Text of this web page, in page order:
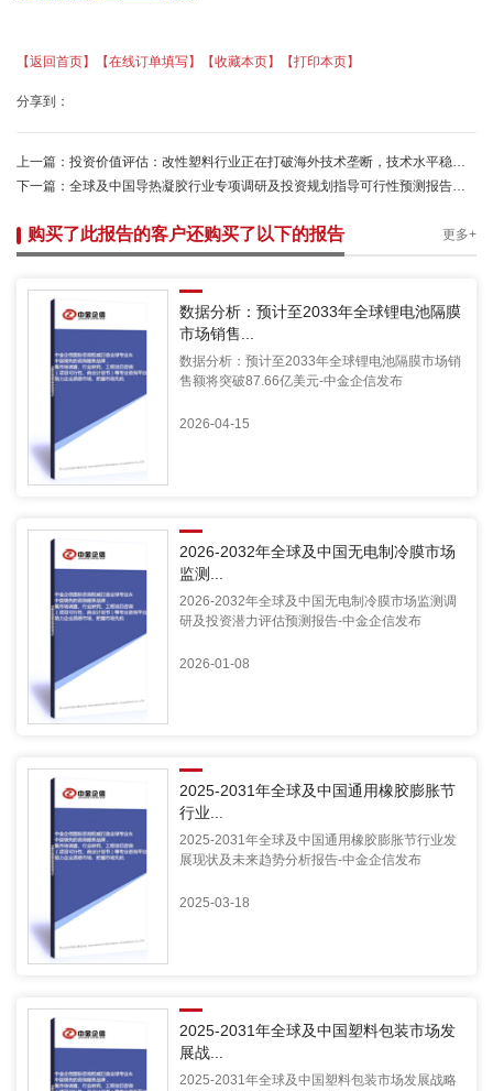
【返回首页】 【在线订单填写】 【收藏本页】 【打印本页】
分享到：
上一篇： 投资价值评估：改性塑料行业正在打破海外技术垄断，技术水平稳步提升-中金企信
下一篇： 全球及中国导热凝胶行业专项调研及投资规划指导可行性预测报告（2025版）-中金企信发布
购买了此报告的客户还购买了以下的报告 更多+
数据分析：预计至2033年全球锂电池隔膜
市场销售...
数据分析：预计至2033年全球锂电池隔膜市场销
售额将突破87.66亿美元-中金企信发布
2026-04-15
2026-2032年全球及中国无电制冷膜市场
监测...
2026-2032年全球及中国无电制冷膜市场监测调
研及投资潜力评估预测报告-中金企信发布
2026-01-08
2025-2031年全球及中国通用橡胶膨胀节
行业...
2025-2031年全球及中国通用橡胶膨胀节行业发
展现状及未来趋势分析报告-中金企信发布
2025-03-18
2025-2031年全球及中国塑料包装市场发
展战...
2025-2031年全球及中国塑料包装市场发展战略